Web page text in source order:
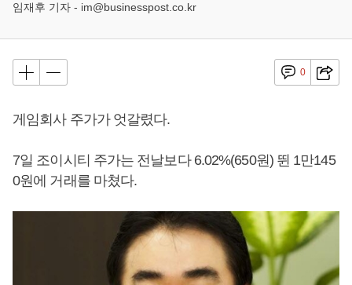
임재후 기자 - im@businesspost.co.kr
0
게임회사 주가가 엇갈렸다.
7일 조이시티 주가는 전날보다 6.02%(650원) 뛴 1만145
0원에 거래를 마쳤다.